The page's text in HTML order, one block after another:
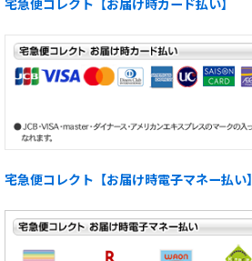
宅急便コレクト【お届け時カード払い】
宅急便コレクト【お届け時電子マネー払い】